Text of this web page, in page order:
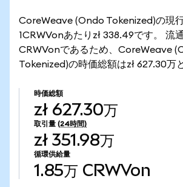
CoreWeave (Ondo Tokenized)の現行
1CRWVonあたりzł 338.49です。 流
CRWVonであるため、CoreWeave
Tokenized)の時価総額はzł 627.30万
時価総額
zł 627.30万
取引量 (24時間)
zł 351.98万
循環供給量
1.85万 CRWVon